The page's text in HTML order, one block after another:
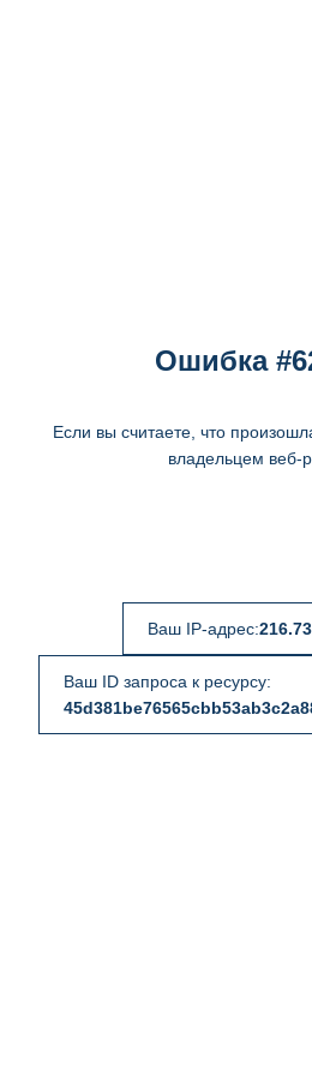
Ошибка
Если вы считаете, что
владельцем веб-
Ваш IP-адрес:
Ваш ID запроса к ресурсу: